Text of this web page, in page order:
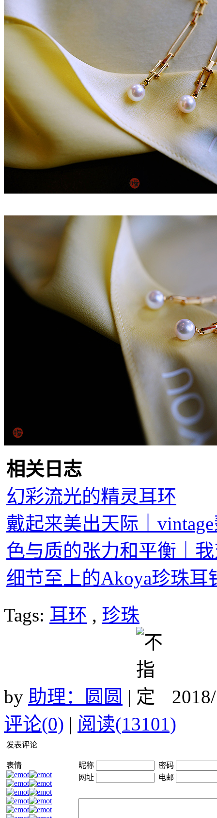
相关日志
幻彩流光的精灵耳环
戴起来美出天际｜
色与质的张力和平衡｜
细节至上的Akoya珍珠耳
Tags: 耳环 , 珍珠
by 助理：圆圆 |
评论(0) | 阅读(13101)
发表评论
表情 昵称
密码
网址
电邮